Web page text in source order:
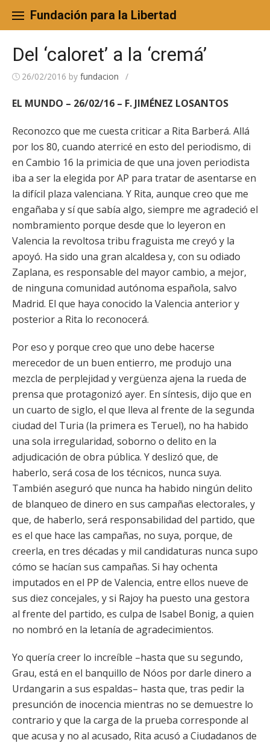
content
Fundación para la Libertad
Del ‘caloret’ a la ‘cremá’
26/02/2016 by fundacion /
EL MUNDO – 26/02/16 – F. JIMÉNEZ LOSANTOS
Reconozco que me cuesta criticar a Rita Barberá. Allá
por los 80, cuando aterricé en esto del periodismo, di
en Cambio 16 la primicia de que una joven periodista
iba a ser la elegida por AP para tratar de asentarse en
la difícil plaza valenciana. Y Rita, aunque creo que me
engañaba y sí que sabía algo, siempre me agradeció el
nombramiento porque desde que lo leyeron en
Valencia la revoltosa tribu fraguista me creyó y la
apoyó. Ha sido una gran alcaldesa y, con su odiado
Zaplana, es responsable del mayor cambio, a mejor,
de ninguna comunidad autónoma española, salvo
Madrid. El que haya conocido la Valencia anterior y
posterior a Rita lo reconocerá.
Por eso y porque creo que uno debe hacerse
merecedor de un buen entierro, me produjo una
mezcla de perplejidad y vergüenza ajena la rueda de
prensa que protagonizó ayer. En síntesis, dijo que en
un cuarto de siglo, el que lleva al frente de la segunda
ciudad del Turia (la primera es Teruel), no ha habido
una sola irregularidad, soborno o delito en la
adjudicación de obra pública. Y deslizó que, de
haberlo, será cosa de los técnicos, nunca suya.
También aseguró que nunca ha habido ningún delito
de blanqueo de dinero en sus campañas electorales, y
que, de haberlo, será responsabilidad del partido, que
es el que hace las campañas, no suya, porque, de
creerla, en tres décadas y mil candidaturas nunca supo
cómo se hacían sus campañas. Si hay ochenta
imputados en el PP de Valencia, entre ellos nueve de
sus diez concejales, y si Rajoy ha puesto una gestora
al frente del partido, es culpa de Isabel Bonig, a quien
no nombró en la letanía de agradecimientos.
Yo quería creer lo increíble –hasta que su segundo,
Grau, está en el banquillo de Nóos por darle dinero a
Urdangarin a sus espaldas– hasta que, tras pedir la
presunción de inocencia mientras no se demuestre lo
contrario y que la carga de la prueba corresponde al
que acusa y no al acusado, Rita acusó a Ciudadanos de